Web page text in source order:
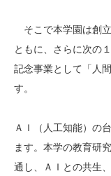
そこで本学園は創
ともに、さらに次の
記念事業として「人
す。
ＡＩ（人工知能）の
ます。本学の教育研
通し、ＡＩとの共生